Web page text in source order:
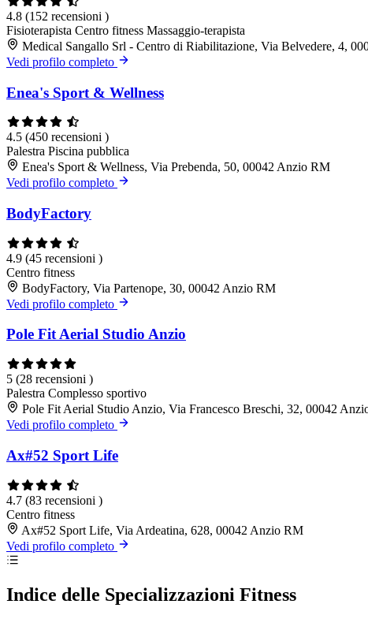
4.8 (152 recensioni )
Fisioterapista Centro fitness Massaggio-terapista
Medical Sangallo Srl - Centro di Riabilitazione, Via Belvedere, 4,
Vedi profilo completo
Enea's Sport & Wellness
4.5 (450 recensioni )
Palestra Piscina pubblica
Enea's Sport & Wellness, Via Prebenda, 50, 00042 Anzio RM
Vedi profilo completo
BodyFactory
4.9 (45 recensioni )
Centro fitness
BodyFactory, Via Partenope, 30, 00042 Anzio RM
Vedi profilo completo
Pole Fit Aerial Studio Anzio
5 (28 recensioni )
Palestra Complesso sportivo
Pole Fit Aerial Studio Anzio, Via Francesco Breschi, 32, 00042
Vedi profilo completo
Ax#52 Sport Life
4.7 (83 recensioni )
Centro fitness
Ax#52 Sport Life, Via Ardeatina, 628, 00042 Anzio RM
Vedi profilo completo
Indice delle Specializzazioni Fitness